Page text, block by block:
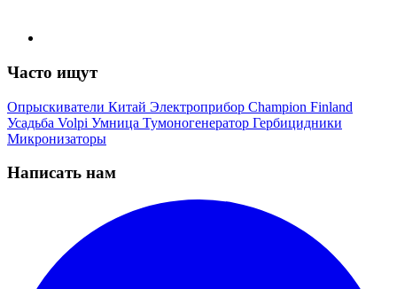
Часто ищут
Опрыскиватели Китай Электроприбор Champion Finland
Усадьба Volpi Умница Тумоногенератор Гербицидники
Микронизаторы
Написать нам